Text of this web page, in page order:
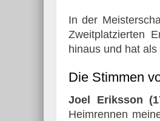
In der
Zweitplatzierten
hinaus und hat
Die Stimmen
Joel Eriksson
Heimrennen